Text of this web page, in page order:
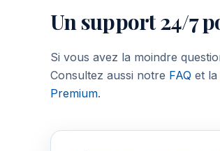
Un support 24/7
Si vous avez la moindre
Consultez aussi notre FAQ et la
Premium.